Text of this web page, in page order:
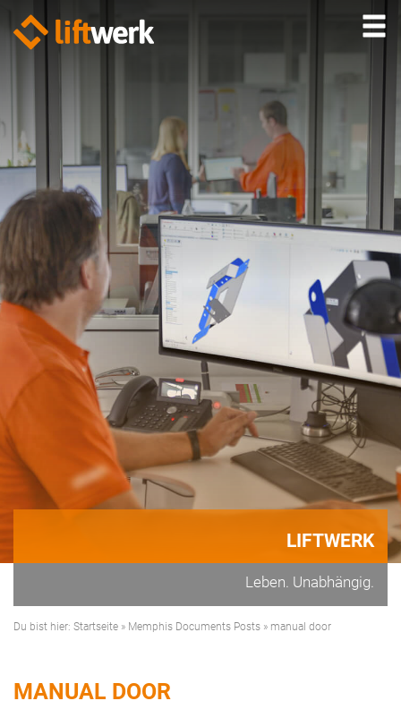
LIFTWERK
Leben. Unabhängig.
Du bist hier: Startseite » Memphis Documents Posts » manual door
MANUAL DOOR